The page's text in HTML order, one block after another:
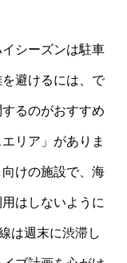
シーズンは駐車
避けるには、で
るのがおすすめ
リア」がありま
けの施設で、海
はしないように
は週末に渋滞し